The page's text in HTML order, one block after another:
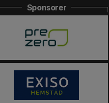
Sponsorer